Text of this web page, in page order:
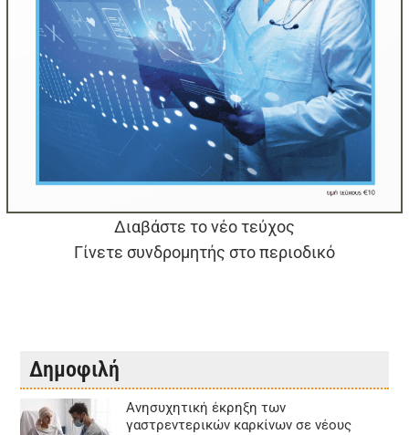
Διαβάστε το νέο τεύχος
Γίνετε συνδρομητής στο περιοδικό
Δημοφιλή
Aνησυχητική έκρηξη των
γαστρεντερικών καρκίνων σε νέους